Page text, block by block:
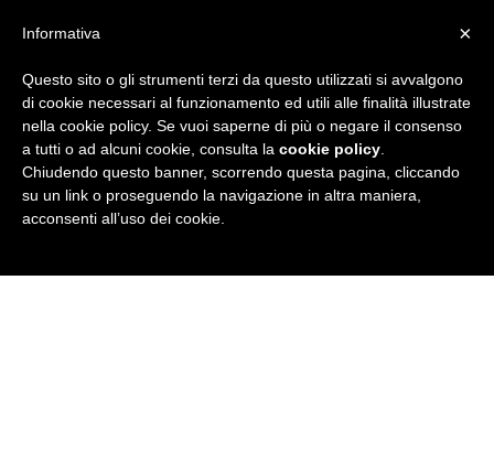
i
×
Informativa
Questo sito o gli strumenti terzi da questo utilizzati si avvalgono
di cookie necessari al funzionamento ed utili alle finalità illustrate
nella cookie policy. Se vuoi saperne di più o negare il consenso
a tutti o ad alcuni cookie, consulta la cookie policy
Chiudendo questo banner, scorrendo questa pagina, cliccando
su un link o proseguendo la navigazione in altra maniera,
acconsenti all’uso dei cookie.